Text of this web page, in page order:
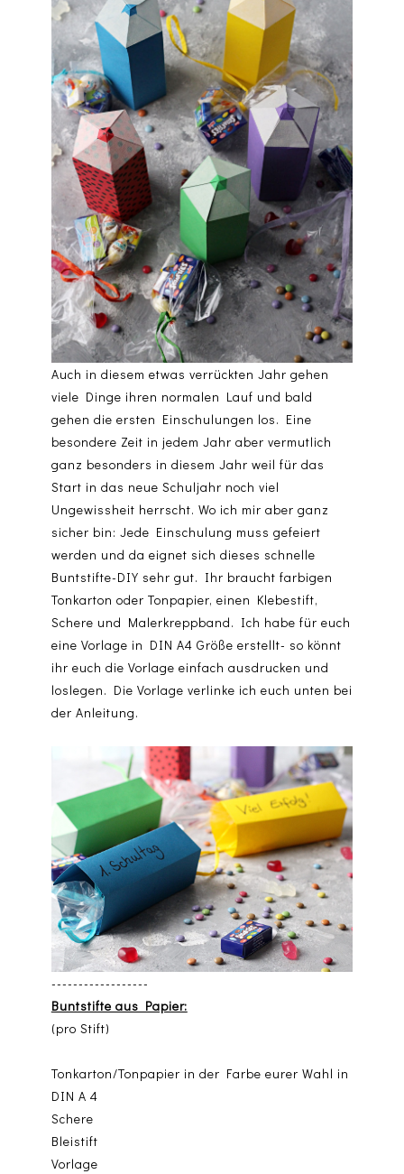
Auch in diesem etwas verrückten Jahr gehen
viele Dinge ihren normalen Lauf und bald
gehen die ersten Einschulungen los. Eine
besondere Zeit in jedem Jahr aber vermutlich
ganz besonders in diesem Jahr weil für das
Start in das neue Schuljahr noch viel
Ungewissheit herrscht. Wo ich mir aber ganz
sicher bin: Jede Einschulung muss gefeiert
werden und da eignet sich dieses schnelle
Buntstifte-DIY sehr gut. Ihr braucht farbigen
Tonkarton oder Tonpapier, einen Klebestift,
Schere und Malerkreppband. Ich habe für euch
eine Vorlage in DIN A4 Größe erstellt- so könnt
ihr euch die Vorlage einfach ausdrucken und
loslegen. Die Vorlage verlinke ich euch unten bei
der Anleitung.
------------------
Buntstifte aus Papier:
(pro Stift)
Tonkarton/Tonpapier in der Farbe eurer Wahl in
DIN A 4
Schere
Bleistift
Vorlage